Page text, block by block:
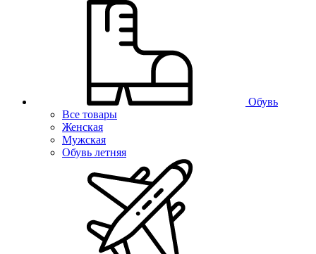
Обувь
Все товары
Женская
Мужская
Обувь летняя